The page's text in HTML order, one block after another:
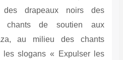
drapeaux noirs des
chants de soutien aux
au milieu des chants
les slogans « Expulser les